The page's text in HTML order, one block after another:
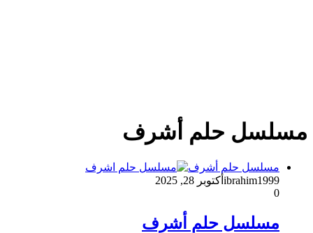
مسلسل حلم أشرف
مسلسل حلم أشرف
ibrahim1999 أكتوبر 28, 2025
0
مسلسل حلم أشرف